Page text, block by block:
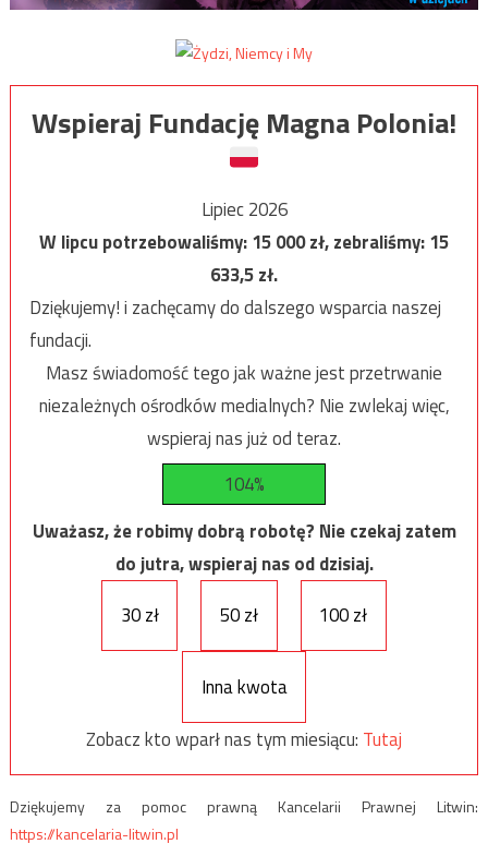
Wspieraj Fundację Magna Polonia!
Lipiec 2026
W lipcu potrzebowaliśmy:15 000zł, zebraliśmy:15
633,5zł.
Dziękujemy! i zachęcamy do dalszego wsparcia naszej
fundacji.
Masz świadomość tego jak ważne jest przetrwanie
niezależnych ośrodków medialnych? Nie zwlekaj więc,
wspieraj nas już od teraz.
104%
Uważasz, że robimy dobrą robotę? Nie czekaj zatem
do jutra, wspieraj nas od dzisiaj.
30 zł
50 zł 100 zł
Inna kwota
Zobacz kto wparł nas tym miesiącu: Tutaj
Dziękujemy za pomoc prawną Kancelarii Prawnej Litwin:
https://kancelaria-litwin.pl